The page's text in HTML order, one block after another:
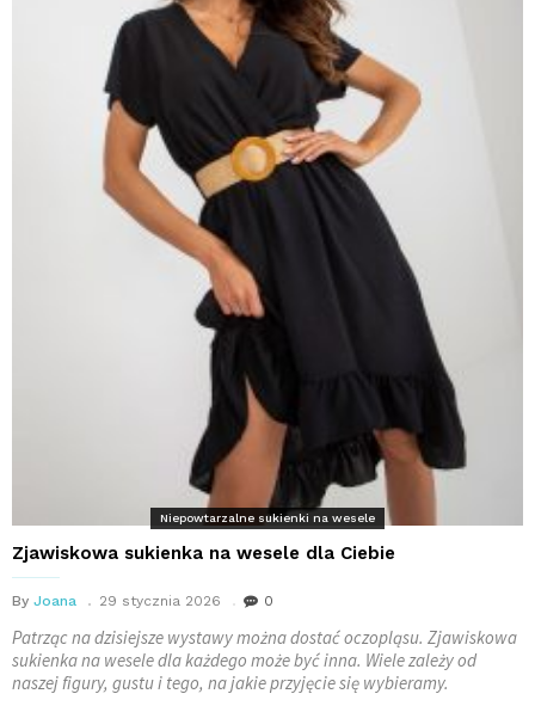
Niepowtarzalne sukienki na wesele
Zjawiskowa sukienka na wesele dla Ciebie
By Joana 29 stycznia 2026 0
Patrząc na dzisiejsze wystawy można dostać oczopląsu. Zjawiskowa
sukienka na wesele dla każdego może być inna. Wiele zależy od
naszej figury, gustu i tego, na jakie przyjęcie się wybieramy.